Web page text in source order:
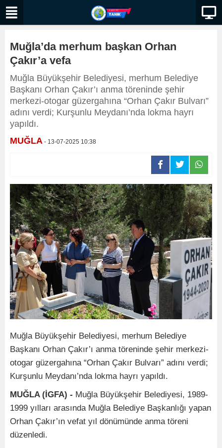
Muğla’da merhum başkan Orhan
Çakır’a vefa
Muğla Büyükşehir Belediyesi, merhum Belediye
Başkanı Orhan Çakır’ı anma töreninde şehir
merkezi-otogar güzergahına “Orhan Çakır Bulvarı”
adını verdi; Kurşunlu Meydanı’nda lokma hayrı
yapıldı.
MUĞLA - 13-07-2025 10:38
Muğla Büyükşehir Belediyesi, merhum Belediye
Başkanı Orhan Çakır’ı anma töreninde şehir merkezi-
otogar güzergahına “Orhan Çakır Bulvarı” adını verdi;
Kurşunlu Meydanı’nda lokma hayrı yapıldı.
MUĞLA (İGFA) - Muğla Büyükşehir Belediyesi, 1989-
1999 yılları arasında Muğla Belediye Başkanlığı yapan
Orhan Çakır’ın vefat yıl dönümünde anma töreni
düzenledi.